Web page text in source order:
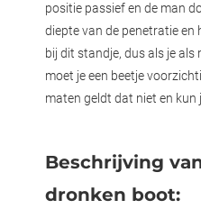
positie passief en de man
diepte van de penetratie en
bij dit standje, dus als je
moet je een beetje
maten geldt dat niet en
Beschrijving
dronken boot: